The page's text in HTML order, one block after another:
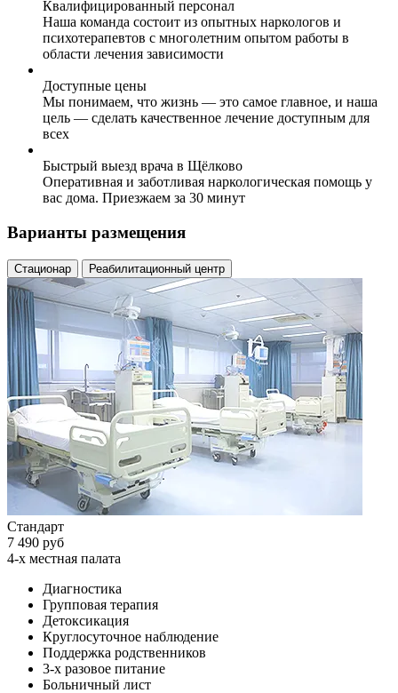
Квалифицированный персонал
Наша команда состоит из опытных наркологов и
психотерапевтов с многолетним опытом работы в
области лечения зависимости
Доступные цены
Мы понимаем, что жизнь — это самое главное, и наша
цель — сделать качественное лечение доступным для
всех
Быстрый выезд врача в Щёлково
Оперативная и заботливая наркологическая помощь у
вас дома. Приезжаем за 30 минут
Варианты размещения
Стационар Реабилитационный центр
Стандарт
7 490 руб
4-х местная палата
Диагностика
Групповая терапия
Детоксикация
Круглосуточное наблюдение
Поддержка родственников
3-х разовое питание
Больничный лист